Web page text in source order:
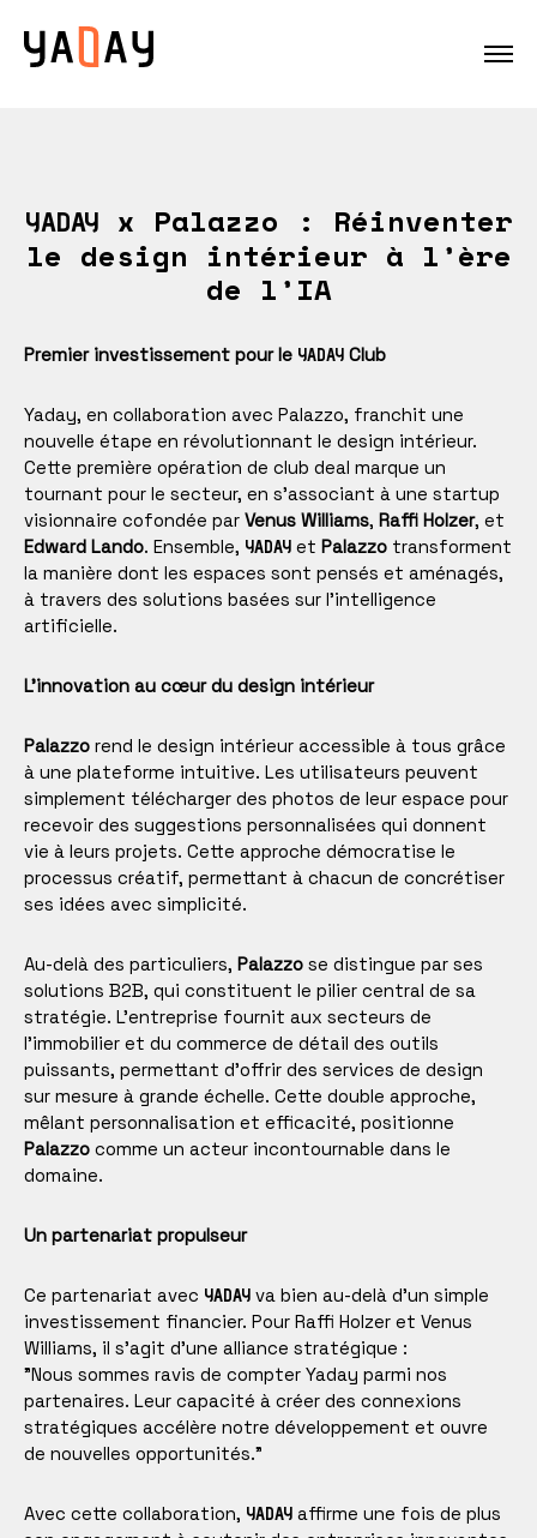
YADAY x Palazzo : Réinventer
le design intérieur à l’ère
de l’IA
Premier investissement pour le YADAYClub
Yaday, en collaboration avec Palazzo, franchit une
nouvelle étape en révolutionnant le design intérieur.
Cette première opération de club deal marque un
tournant pour le secteur, en s’associant à une startup
visionnaire cofondée par Venus Williams, Raffi Holzer, et
Edward Lando. Ensemble, YADAYet Palazzotransforment
la manière dont les espaces sont pensés et aménagés,
à travers des solutions basées sur l’intelligence
artificielle.
L’innovation au cœur du design intérieur
Palazzorend le design intérieur accessible à tous grâce
à une plateforme intuitive. Les utilisateurs peuvent
simplement télécharger des photos de leur espace pour
recevoir des suggestions personnalisées qui donnent
vie à leurs projets. Cette approche démocratise le
processus créatif, permettant à chacun de concrétiser
ses idées avec simplicité.
Au-delà des particuliers, Palazzose distingue par ses
solutions B2B, qui constituent le pilier central de sa
stratégie. L’entreprise fournit aux secteurs de
l’immobilier et du commerce de détail des outils
puissants, permettant d’offrir des services de design
sur mesure à grande échelle. Cette double approche,
mêlant personnalisation et efficacité, positionne
Palazzocomme un acteur incontournable dans le
domaine.
Un partenariat propulseur
Ce partenariat avec YADAYva bien au-delà d’un simple
investissement financier. Pour Raffi Holzer et Venus
Williams, il s’agit d’une alliance stratégique :
"Nous sommes ravis de compter Yaday parmi nos
partenaires. Leur capacité à créer des connexions
stratégiques accélère notre développement et ouvre
de nouvelles opportunités."
Avec cette collaboration, YADAYaffirme une fois de plus